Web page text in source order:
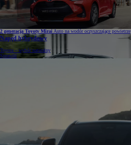
2 generacja Toyoty MiraiAuto na wodór oczyszczające powietrze
Dowiedz się więcej o hybrydach
Napęd hybrydowy
Toyota – wybór naturalny
Sprawdź